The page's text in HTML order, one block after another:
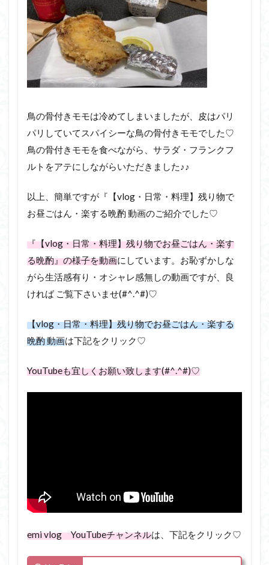
鳥の骨付きモモは冷めてしまいましたが、皮はパリ
パリしていてスパイシーな鳥の骨付きモモでした♡
鳥の骨付きモモを食べながら、サラダ・フランクフ
ルトをアテにしながらいただきました♪♪
以上、簡単ですが『【vlog・日常・料理】残り物で
お昼ごはん・楽する晩酌 動画のご紹介でした♡
『【vlog・日常・料理】残り物でお昼ごはん・楽す
る晩酌』の様子を動画にしています。お恥ずかしな
がら生活感有り・オシャレ感無しの動画ですが、良
ければ ご覧下さいませ(#^.^#)♡
【vlog・日常・料理】残り物でお昼ごはん・楽する
晩酌 動画は下記をクリック♡
YouTubeも宜しくお願い致します(#^.^#)♡
emi vlog YouTubeチャンネルは、下記をクリック♡